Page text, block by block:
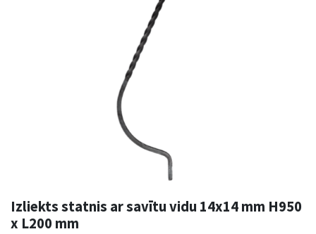
Izliekts statnis ar savītu vidu 14x14 mm H950
x L200 mm